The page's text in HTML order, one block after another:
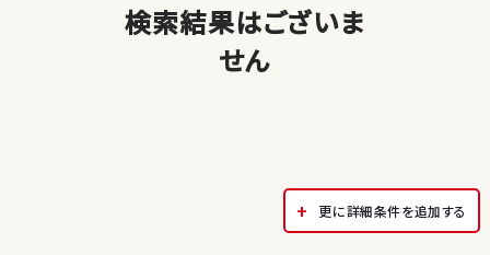
検索結果はございま
せん
更に詳細条件を追加する